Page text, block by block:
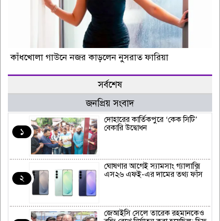
কাঁধখোলা গাউনে নজর কাড়লেন নুসরাত ফারিয়া
সর্বশেষ
জনপ্রিয় সংবাদ
১
দোহারের কার্তিকপুরে ‘কেক সিটি’
বেকারি উদ্বোধন
২
ঘোষণার আগেই স্যামসাং গ্যালাক্সি
এস২৬ এফই-এর দামের তথ্য ফাঁস
জেআইসি সেলে তারেক রহমানকেও